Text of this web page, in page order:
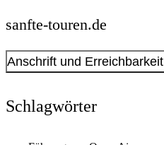
sanfte-touren.de
Anschrift und Erreichbarkeit
Anschrift
Schlagwörter